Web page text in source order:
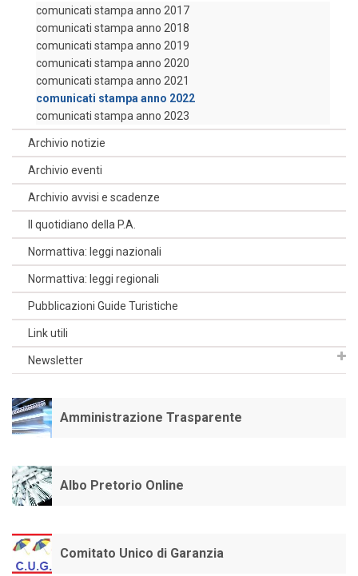
comunicati stampa anno 2017
comunicati stampa anno 2018
comunicati stampa anno 2019
comunicati stampa anno 2020
comunicati stampa anno 2021
comunicati stampa anno 2022
comunicati stampa anno 2023
Archivio notizie
Archivio eventi
Archivio avvisi e scadenze
Il quotidiano della P.A.
Normattiva: leggi nazionali
Normattiva: leggi regionali
Pubblicazioni Guide Turistiche
Link utili
Newsletter
Amministrazione Trasparente
Albo Pretorio Online
Comitato Unico di Garanzia